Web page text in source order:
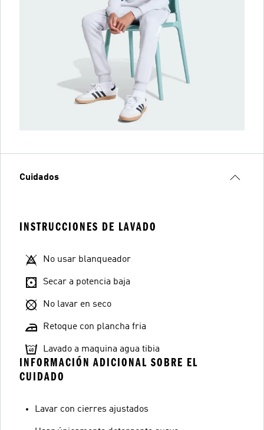
Cuidados
INSTRUCCIONES DE LAVADO
No usar blanqueador
Secar a potencia baja
No lavar en seco
Retoque con plancha fria
Lavado a maquina agua tibia
INFORMACIÓN ADICIONAL SOBRE EL
CUIDADO
Lavar con cierres ajustados